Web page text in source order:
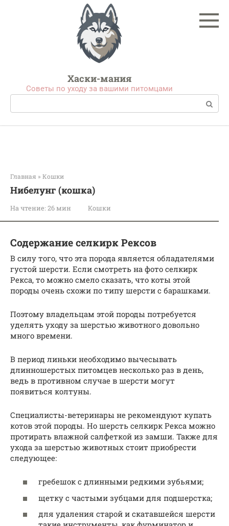
Хаски-мания
Советы по уходу за вашими питомцами
Поиск:
Главная » Кошки
Нибелунг (кошка)
На чтение: 26 мин Кошки
Содержание селкирк Рексов
В силу того, что эта порода является обладателями
густой шерсти. Если смотреть на фото селкирк
Рекса, то можно смело сказать, что коты этой
породы очень схожи по типу шерсти с барашками.
Поэтому владельцам этой породы потребуется
уделять уходу за шерстью животного довольно
много времени.
В период линьки необходимо вычесывать
длинношерстых питомцев несколько раз в день,
ведь в противном случае в шерсти могут
появиться колтуны.
Специалисты-ветеринары не рекомендуют купать
котов этой породы. Но шерсть селкирк Рекса можно
протирать влажной салфеткой из замши. Также для
ухода за шерстью животных стоит приобрести
следующее:
гребешок с длинными редкими зубьями;
щетку с частыми зубцами для подшерстка;
для удаления старой и скатавшейся шерсти